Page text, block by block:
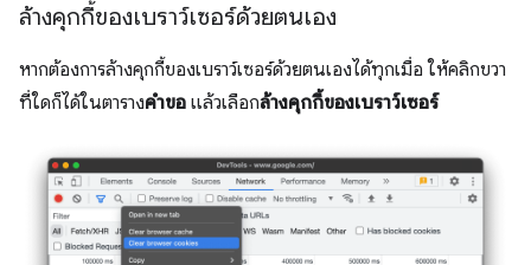
ล้างคุกกี้ของเบราว์เซอร์ด้วยตนเอง
หากต้องการล้างคุกกี้ของเบราว์เซอร์ด้วยตนเองได้ทุกเมื่อ ให้คลิกขวา
ที่ใดก็ได้ในตารางคำขอ แล้วเลือกล้างคุกกี้ของเบราว์เซอร์